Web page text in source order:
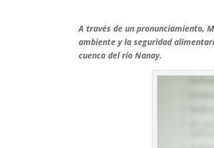
A través de un pronunciamiento,
ambiente y la seguridad
cuenca del río Nanay.